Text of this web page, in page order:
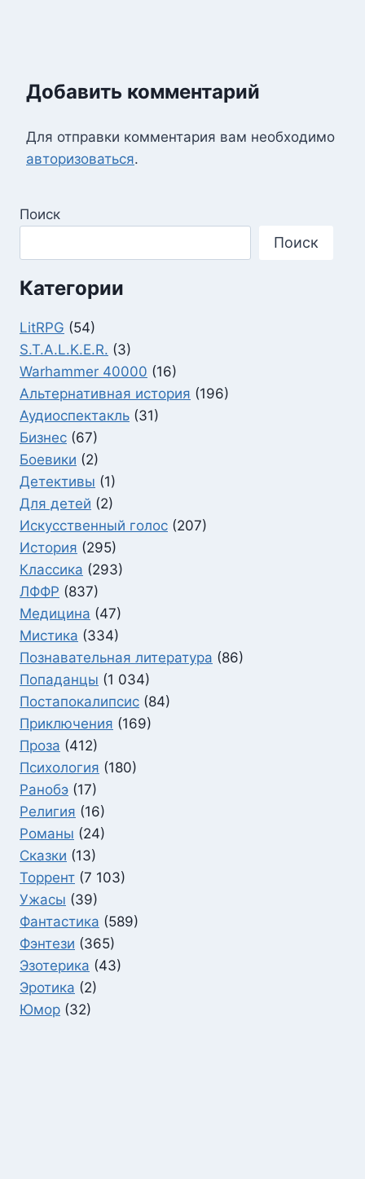
Добавить комментарий
Для отправки комментария вам необходимо
авторизоваться.
Поиск
Поиск
Категории
LitRPG (54)
S.T.A.L.K.E.R. (3)
Warhammer 40000 (16)
Альтернативная история (196)
Аудиоспектакль (31)
Бизнес (67)
Боевики (2)
Детективы (1)
Для детей (2)
Искусственный голос (207)
История (295)
Классика (293)
ЛФФР (837)
Медицина (47)
Мистика (334)
Познавательная литература (86)
Попаданцы (1 034)
Постапокалипсис (84)
Приключения (169)
Проза (412)
Психология (180)
Ранобэ (17)
Религия (16)
Романы (24)
Сказки (13)
Торрент (7 103)
Ужасы (39)
Фантастика (589)
Фэнтези (365)
Эзотерика (43)
Эротика (2)
Юмор (32)